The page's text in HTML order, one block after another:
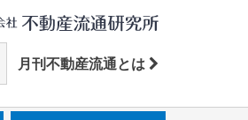
月刊不動産流通とは